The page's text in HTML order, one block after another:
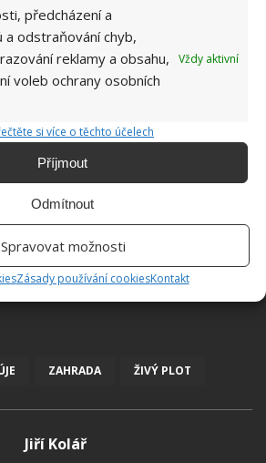
předcházení a
a odstraňování chyb,
reklamy a obsahu,
voleb ochrany osobních
Vždy aktivní
si více o těchto účelech
Příjmout
Odmítnout
Spravovat možnosti
Zásady používání cookiesKontakt
ZAHRADA ŽIVÝ PLOT
Jiří Kolář